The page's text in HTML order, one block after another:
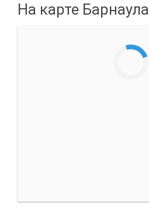
На карте Барнаула